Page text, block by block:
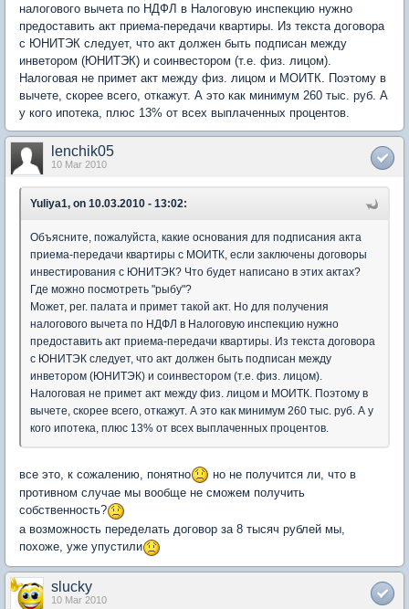
налогового вычета по НДФЛ в Налоговую инспекцию нужно
предоставить акт приема-передачи квартиры. Из текста договора
с ЮНИТЭК следует, что акт должен быть подписан между
инветором (ЮНИТЭК) и соинвестором (т.е. физ. лицом).
Налоговая не примет акт между физ. лицом и МОИТК. Поэтому в
вычете, скорее всего, откажут. А это как минимум 260 тыс. руб. А
у кого ипотека, плюс 13% от всех выплаченных процентов.
lenchik05
10 Mar 2010
Yuliya1, on 10.03.2010 - 13:02:
Объясните, пожалуйста, какие основания для подписания акта
приема-передачи квартиры с МОИТК, если заключены договоры
инвестирования с ЮНИТЭК? Что будет написано в этих актах?
Где можно посмотреть "рыбу"?
Может, рег. палата и примет такой акт. Но для получения
налогового вычета по НДФЛ в Налоговую инспекцию нужно
предоставить акт приема-передачи квартиры. Из текста договора
с ЮНИТЭК следует, что акт должен быть подписан между
инветором (ЮНИТЭК) и соинвестором (т.е. физ. лицом).
Налоговая не примет акт между физ. лицом и МОИТК. Поэтому в
вычете, скорее всего, откажут. А это как минимум 260 тыс. руб. А у
кого ипотека, плюс 13% от всех выплаченных процентов.
все это, к сожалению, понятно
но не получится ли, что в
противном случае мы вообще не сможем получить
собственность?
а возможность переделать договор за 8 тысяч рублей мы,
похоже, уже упустили
slucky
10 Mar 2010